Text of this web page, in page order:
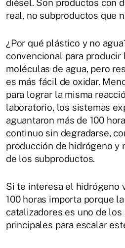
diésel. Son productos con
real, no subproductos que
¿Por qué plástico y no
convencional para
moléculas de agua, pero
es más fácil de oxidar.
para lograr la misma
laboratorio, los sistemas
aguantaron más de 100
continuo sin degradarse,
producción de hidrógeno y
de los subproductos.
Si te interesa el hidrógeno
100 horas importa porque
catalizadores es uno de
principales para escalar